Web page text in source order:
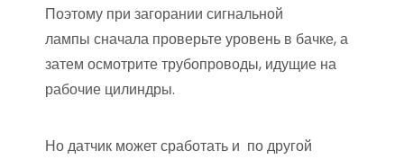
Поэтому при загорании сигнальной
лампы сначала проверьте уровень в бачке, а
затем осмотрите трубопроводы, идущие на
рабочие цилиндры.
Но датчик может сработать и по другой